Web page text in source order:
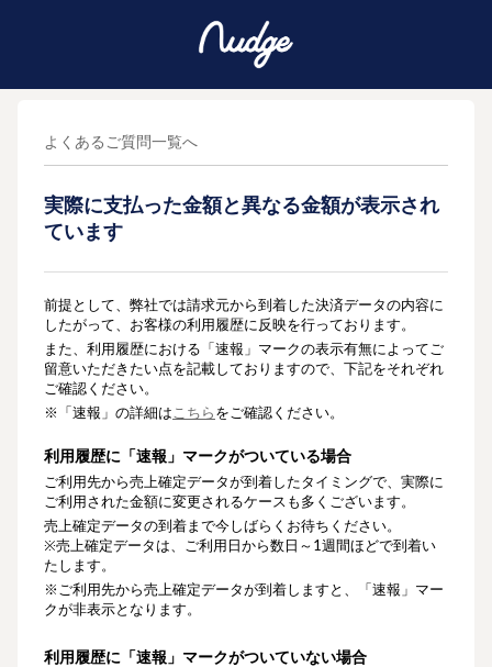
よくあるご質問一覧へ
実際に支払った金額と異なる金額が表示され
ています
前提として、弊社では請求元から到着した決済データの内容に
したがって、お客様の利用履歴に反映を行っております。
また、利用履歴における「速報」マークの表示有無によってご
留意いただきたい点を記載しておりますので、下記をそれぞれ
ご確認ください。
※「速報」の詳細は こちらをご確認ください。
利用履歴に「速報」マークがついている場合
ご利用先から売上確定データが到着したタイミングで、実際に
ご利用された金額に変更されるケースも多くございます。
売上確定データの到着まで今しばらくお待ちください。
※売上確定データは、ご利用日から数日～1週間ほどで到着い
たします。
※ご利用先から売上確定データが到着しますと、「速報」マー
クが非表示となります。
利用履歴に「速報」マークがついていない場合